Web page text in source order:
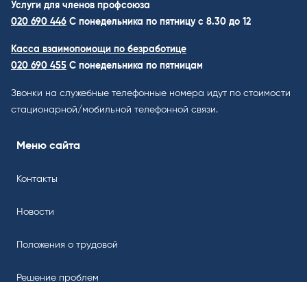
Услуги для членов профсоюза
020 690 446 C понедельника по пятницу с 8.30 до 12
Касса взаимопомощи по безработице
020 690 455 С понедельника по пятницам
Звонки на служебные телефонные номера идут по стоимости
стационарной/мобильной телефонной связи.
Меню сайта
Контакты
Новости
Положения о трудовой
Решение проблем